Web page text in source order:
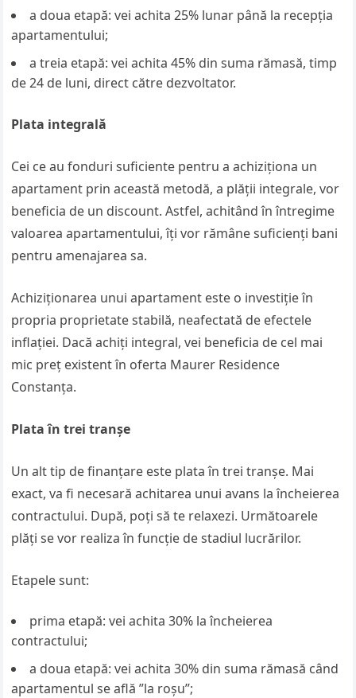
a doua etapă: vei achita 25% lunar până la recepția
apartamentului;
a treia etapă: vei achita 45% din suma rămasă, timp
de 24 de luni, direct către dezvoltator.
Plata integrală
Cei ce au fonduri suficiente pentru a achiziționa un
apartament prin această metodă, a plății integrale, vor
beneficia de un discount. Astfel, achitând în întregime
valoarea apartamentului, îți vor rămâne suficienți bani
pentru amenajarea sa.
Achiziționarea unui apartament este o investiție în
propria proprietate stabilă, neafectată de efectele
inflației. Dacă achiți integral, vei beneficia de cel mai
mic preț existent în oferta Maurer Residence
Constanța.
Plata în trei tranșe
Un alt tip de finanțare este plata în trei tranșe. Mai
exact, va fi necesară achitarea unui avans la încheierea
contractului. După, poți să te relaxezi. Următoarele
plăți se vor realiza în funcție de stadiul lucrărilor.
Etapele sunt:
prima etapă: vei achita 30% la încheierea
contractului;
a doua etapă: vei achita 30% din suma rămasă când
apartamentul se află ”la roșu”;